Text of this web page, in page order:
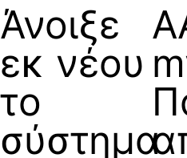
Άνοιξε
εκ νέου
το
σύστημα